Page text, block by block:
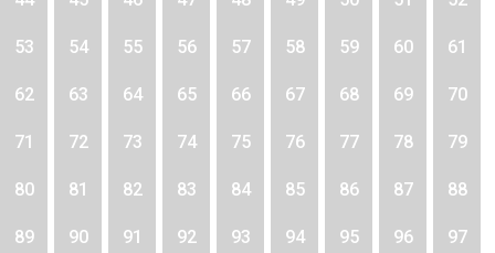
53 54 55 56 57 58 59 60 61
62 63 64 65 66 67 68 69 70
71 72 73 74 75 76 77 78 79
80 81 82 83 84 85 86 87 88
89 90 91 92 93 94 95 96 97